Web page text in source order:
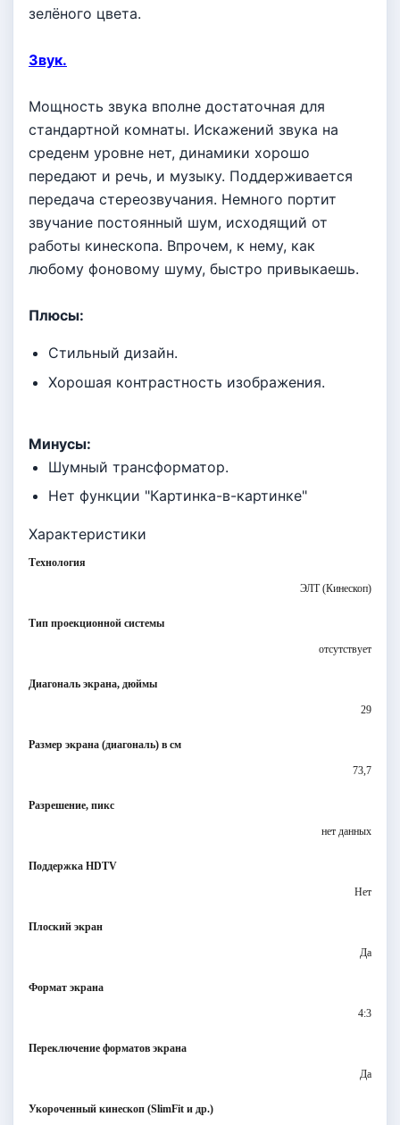
зелёного цвета.
Звук.
Мощность звука вполне достаточная для
стандартной комнаты. Искажений звука на
среденм уровне нет, динамики хорошо
передают и речь, и музыку. Поддерживается
передача стереозвучания. Немного портит
звучание постоянный шум, исходящий от
работы кинескопа. Впрочем, к нему, как
любому фоновому шуму, быстро привыкаешь.
Плюсы:
Стильный дизайн.
Хорошая контрастность изображения.
Минусы:
Шумный трансформатор.
Нет функции "Картинка-в-картинке"
Характеристики
Технология
ЭЛТ (Кинескоп)
Тип проекционной системы
отсутствует
Диагональ экрана, дюймы
29
Размер экрана (диагональ) в см
73,7
Разрешение, пикс
нет данных
Поддержка HDTV
Нет
Плоский экран
Да
Формат экрана
4:3
Переключение форматов экрана
Да
Укороченный кинескоп (SlimFit и др.)